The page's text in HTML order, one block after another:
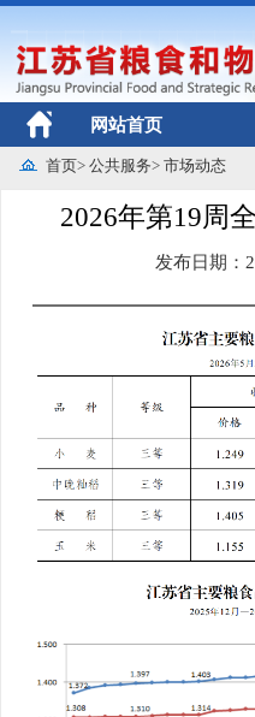
网站首页
首页> 公共服务> 市场动态
2026年第19周
发布日期：